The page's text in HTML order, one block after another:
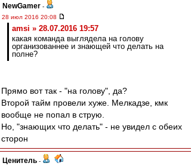
NewGamer -
28 июл 2016 20:08
amsi » 28.07.2016 19:57
какая команда выглядела на голову
организованнее и знающей что делать на
полне?
Прямо вот так - "на голову", да?
Второй тайм провели хуже. Мелкадзе, кмк
вообще не попал в струю.
Но, "знающих что делать" - не увидел с обеих
сторон
Ценитель -